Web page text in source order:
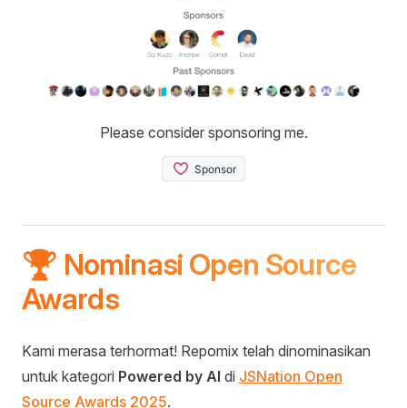
Please consider sponsoring me.
🏆 Nominasi Open Source
Awards
Kami merasa terhormat! Repomix telah dinominasikan
untuk kategori Powered by AI di JSNation Open
Source Awards 2025.